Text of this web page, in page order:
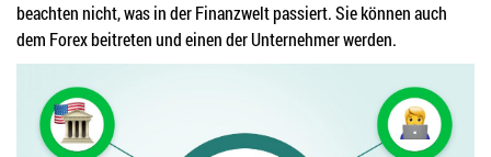
beachten nicht, was in der Finanzwelt passiert. Sie können auch
dem Forex beitreten und einen der Unternehmer werden.